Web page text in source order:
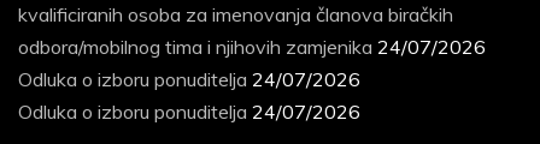
kvalificiranih osoba za imenovanja članova biračkih
odbora/mobilnog tima i njihovih zamjenika 24/07/2026
Odluka o izboru ponuditelja 24/07/2026
Odluka o izboru ponuditelja 24/07/2026